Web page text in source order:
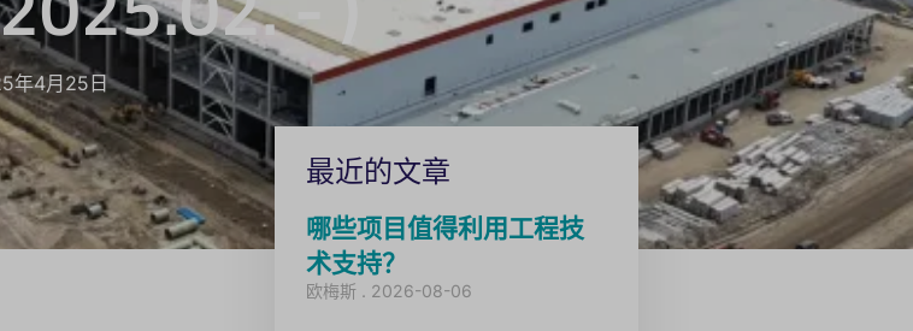
年4月25日
最近的文章
哪些项目值得利用工程技
术支持？
欧梅斯 2026-08-06